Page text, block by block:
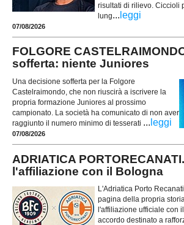
risultati di rilievo. Ciccioli
lung... leggi
07/08/2026
FOLGORE
sofferta: niente Juniores
Una decisione sofferta per la Folgore
Castelraimondo, che non riuscirà a iscrivere la
propria formazione Juniores al prossimo
campionato. La società ha comunicato di non aver
raggiunto il numero minimo di tesserati ... leggi
07/08/2026
ADRIATICA
l'affiliazione con il Bologna
L'Adriatica Porto
pagina della propria
l'affiliazione ufficiale con
accordo destinato a